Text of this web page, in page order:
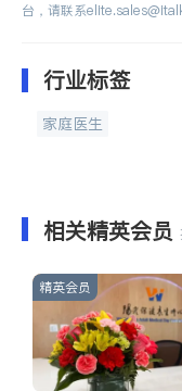
台，请联系
行业标签
家庭医生
相关精英会员
精英会员